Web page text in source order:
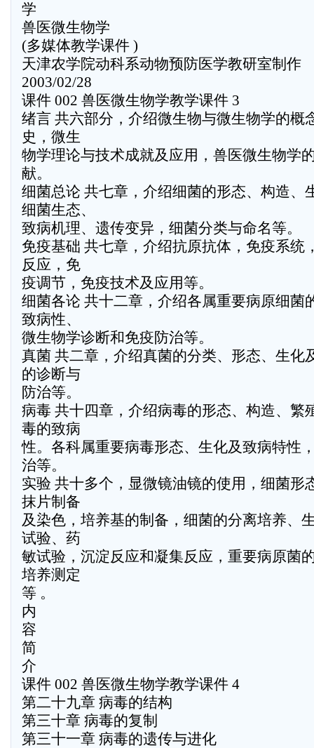
学
兽医微生物学
(多媒体教学课件 )
天津农学院动科系动物预防医学教研室制作
2003/02/28
课件 002 兽医微生物学教学课件 3
绪言 共六部分，介绍微生物与微生物学的概
史，微生
物学理论与技术成就及应用，兽医微生物学
献。
细菌总论 共七章，介绍细菌的形态、构造、
细菌生态、
致病机理、遗传变异，细菌分类与命名等。
免疫基础 共七章，介绍抗原抗体，免疫系统
反应，免
疫调节，免疫技术及应用等。
细菌各论 共十二章，介绍各属重要病原细菌
致病性、
微生物学诊断和免疫防治等。
真菌 共二章，介绍真菌的分类、形态、生化
的诊断与
防治等。
病毒 共十四章，介绍病毒的形态、构造、繁
毒的致病
性。各科属重要病毒形态、生化及致病特性
治等。
实验 共十多个，显微镜油镜的使用，细菌形
抹片制备
及染色，培养基的制备，细菌的分离培养、
试验、药
敏试验，沉淀反应和凝集反应，重要病原菌
培养测定
等 。
内
容
简
介
课件 002 兽医微生物学教学课件 4
第二十九章 病毒的结构
第三十章 病毒的复制
第三十一章 病毒的遗传与进化